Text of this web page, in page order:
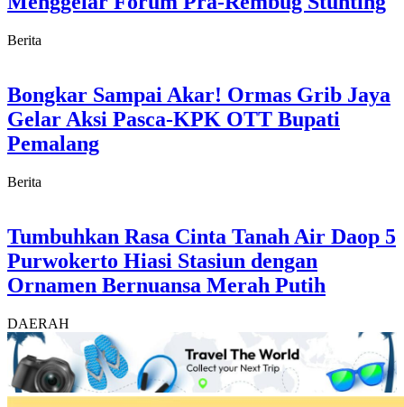
Berita
Bongkar Sampai Akar! Ormas Grib Jaya
Gelar Aksi Pasca-KPK OTT Bupati
Pemalang
Berita
Tumbuhkan Rasa Cinta Tanah Air Daop 5
Purwokerto Hiasi Stasiun dengan
Ornamen Bernuansa Merah Putih
DAERAH